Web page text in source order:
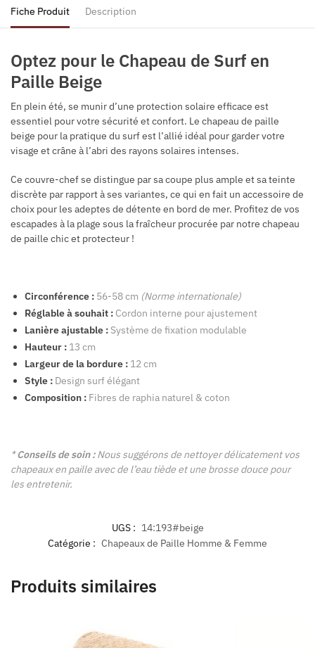
Fiche Produit Description
Optez pour le Chapeau de Surf en
Paille Beige
En plein été, se munir d’une protection solaire efficace est
essentiel pour votre sécurité et confort. Le chapeau de paille
beige pour la pratique du surf est l’allié idéal pour garder votre
visage et crâne à l’abri des rayons solaires intenses.
Ce couvre-chef se distingue par sa coupe plus ample et sa teinte
discrète par rapport à ses variantes, ce qui en fait un accessoire de
choix pour les adeptes de détente en bord de mer. Profitez de vos
escapades à la plage sous la fraîcheur procurée par notre chapeau
de paille chic et protecteur !
Circonférence : 56-58 cm (Norme internationale)
Réglable à souhait : Cordon interne pour ajustement
Lanière ajustable : Système de fixation modulable
Hauteur : 13 cm
Largeur de la bordure : 12 cm
Style : Design surf élégant
Composition : Fibres de raphia naturel & coton
*Conseils de soin :Nous suggérons de nettoyer délicatement vos
chapeaux en paille avec de l’eau tiède et une brosse douce pour
les entretenir.
UGS : 14:193#beige
Catégorie : Chapeaux de Paille Homme & Femme
Produits similaires